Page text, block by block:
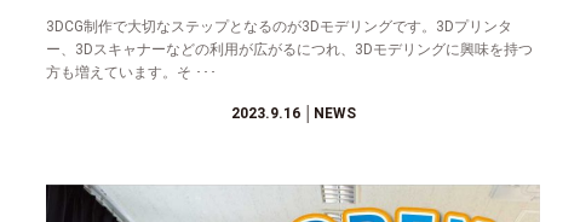
3DCG制作で大切なステップとなるのが3Dモデリングです。3Dプリンタ
ー、3Dスキャナーなどの利用が広がるにつれ、3Dモデリングに興味を持つ
方も増えています。そ ･･･
2023.9.16│NEWS